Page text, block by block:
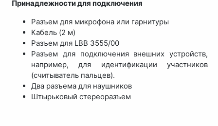
Принадлежности для подключения
Разъем для микрофона или гарнитуры
Кабель (2 м)
Разъем для LBB 3555/00
Разъем для подключения внешних устройств,
например, для идентификации участников
(считыватель пальцев).
Два разъема для наушников
Штырьковый стереоразъем